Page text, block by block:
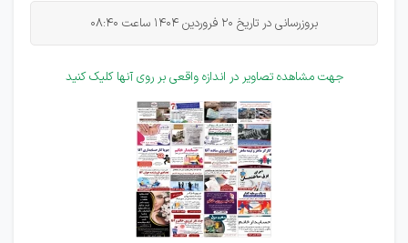
بروزرسانی در تاریخ 20 فروردین 1404 ساعت 08:40
جهت مشاهده تصاویر در اندازه واقعی بر روی آنها کلیک کنید